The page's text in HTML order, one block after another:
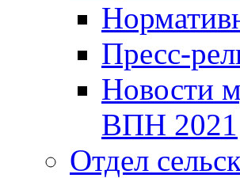
Пресс-
Новости
ВПН 2021
Отдел